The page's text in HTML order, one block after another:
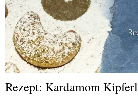
Rezept: Kardamom Kipferl